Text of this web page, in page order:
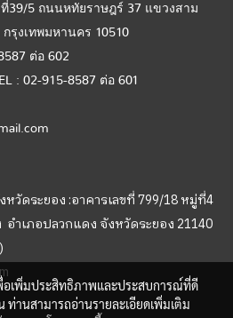
39/5 ถนนหทัยราษฎร์ 37 แขวงสาม
รุงเทพมหานคร 10510
ต่อ 602
: 02-915-8587 ต่อ 601
หวัดระยอง :อาคารเลขที่ 799/18 หมู่ที่4
ำเภอปลวกแดง จังหวัดระยอง 21140
อเพิ่มประสิทธิภาพและประสบการณ์ที่ดี
ท่านสามารถอ่านรายละเอียดเพิ่มเติม